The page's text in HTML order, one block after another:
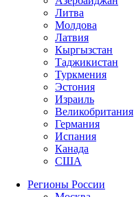
Литва
Молдова
Латвия
Кыргызстан
Таджикистан
Туркмения
Эстония
Израиль
Великобритания
Германия
Испания
Канада
США
Регионы России